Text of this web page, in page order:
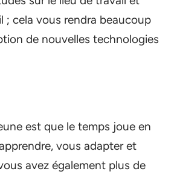
; cela vous rendra beaucoup
de nouvelles technologies
est que le temps joue en
vous adapter et
avez également plus de